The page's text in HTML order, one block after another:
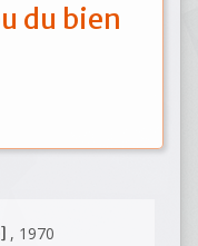
du bien
, 1970